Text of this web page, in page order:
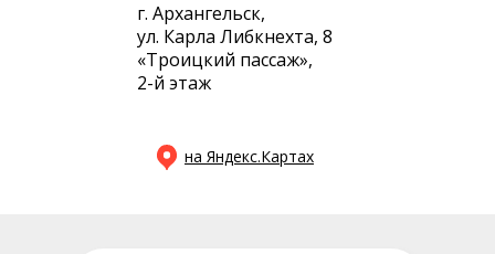
г. Архангельск,
ул. Карла Либкнехта, 8
«Троицкий пассаж»,
2-й этаж
на Яндекс.Картах